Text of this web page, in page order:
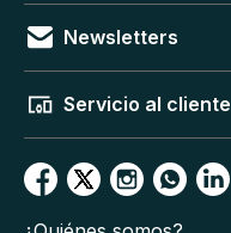
Newsletters
Servicio al cliente